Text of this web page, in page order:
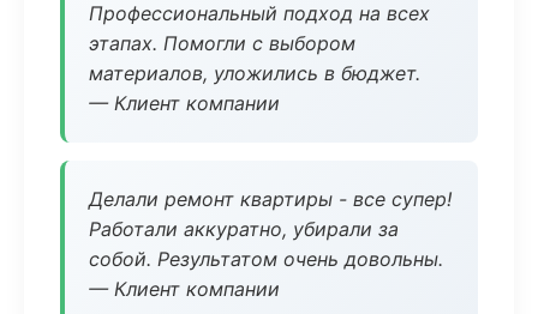
Профессиональный подход на всех
этапах. Помогли с выбором
материалов, уложились в бюджет.
— Клиент компании
Делали ремонт квартиры - все супер!
Работали аккуратно, убирали за
собой. Результатом очень довольны.
— Клиент компании